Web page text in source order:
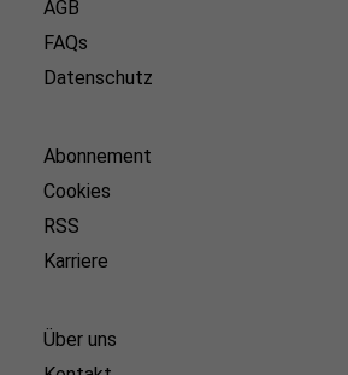
AGB
FAQs
Datenschutz
Abonnement
Cookies
RSS
Karriere
Über uns